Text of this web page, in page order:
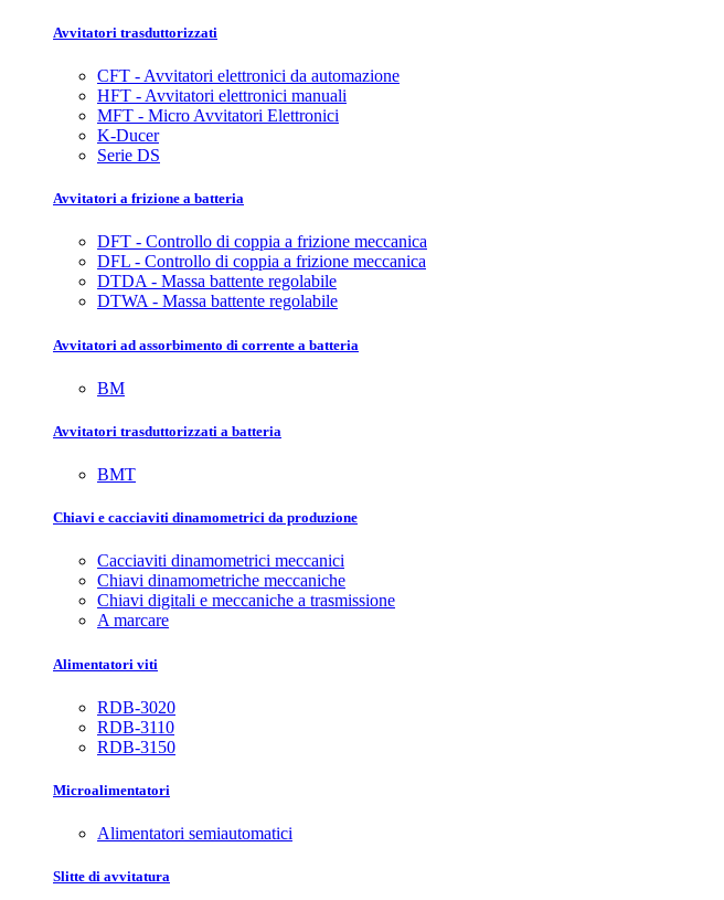
Avvitatori trasduttorizzati
CFT - Avvitatori elettronici da automazione
HFT - Avvitatori elettronici manuali
MFT - Micro Avvitatori Elettronici
K-Ducer
Serie DS
Avvitatori a frizione a batteria
DFT - Controllo di coppia a frizione meccanica
DFL - Controllo di coppia a frizione meccanica
DTDA - Massa battente regolabile
DTWA - Massa battente regolabile
Avvitatori ad assorbimento di corrente a batteria
BM
Avvitatori trasduttorizzati a batteria
BMT
Chiavi e cacciaviti dinamometrici da produzione
Cacciaviti dinamometrici meccanici
Chiavi dinamometriche meccaniche
Chiavi digitali e meccaniche a trasmissione
A marcare
Alimentatori viti
RDB-3020
RDB-3110
RDB-3150
Microalimentatori
Alimentatori semiautomatici
Slitte di avvitatura